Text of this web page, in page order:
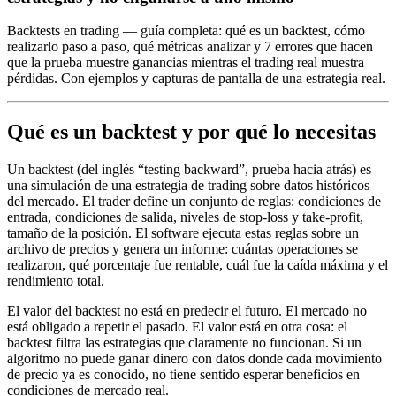
Backtests en trading — guía completa: qué es un backtest, cómo
realizarlo paso a paso, qué métricas analizar y 7 errores que hacen
que la prueba muestre ganancias mientras el trading real muestra
pérdidas. Con ejemplos y capturas de pantalla de una estrategia real.
Qué es un backtest y por qué lo necesitas
Un backtest (del inglés “testing backward”, prueba hacia atrás) es
una simulación de una estrategia de trading sobre datos históricos
del mercado. El trader define un conjunto de reglas: condiciones de
entrada, condiciones de salida, niveles de stop-loss y take-profit,
tamaño de la posición. El software ejecuta estas reglas sobre un
archivo de precios y genera un informe: cuántas operaciones se
realizaron, qué porcentaje fue rentable, cuál fue la caída máxima y el
rendimiento total.
El valor del backtest no está en predecir el futuro. El mercado no
está obligado a repetir el pasado. El valor está en otra cosa: el
backtest filtra las estrategias que claramente no funcionan. Si un
algoritmo no puede ganar dinero con datos donde cada movimiento
de precio ya es conocido, no tiene sentido esperar beneficios en
condiciones de mercado real.